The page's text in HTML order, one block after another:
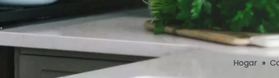
Hogar »